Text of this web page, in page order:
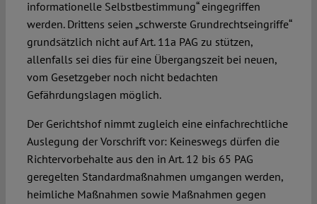
informationelle Selbstbestimmung“ eingegriffen
werden. Drittens seien „schwerste Grundrechtseingriffe“
grundsätzlich nicht auf Art. 11a PAG zu stützen,
allenfalls sei dies für eine Übergangszeit bei neuen,
vom Gesetzgeber noch nicht bedachten
Gefährdungslagen möglich.
Der Gerichtshof nimmt zugleich eine einfachrechtliche
Auslegung der Vorschrift vor: Keineswegs dürfen die
Richtervorbehalte aus den in Art. 12 bis 65 PAG
geregelten Standardmaßnahmen umgangen werden,
heimliche Maßnahmen sowie Maßnahmen gegen